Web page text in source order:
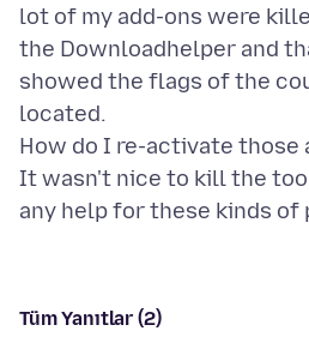
lot of my add-ons were
the Downloadhelper and
showed the flags of the
located.
How do I re-activate those
It wasn't nice to kill the
Tüm Yanıtlar (2)